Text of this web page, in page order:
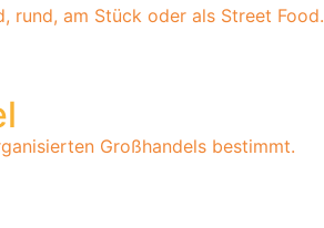
rund, am Stück oder als Street Food.
Großhandels bestimmt.